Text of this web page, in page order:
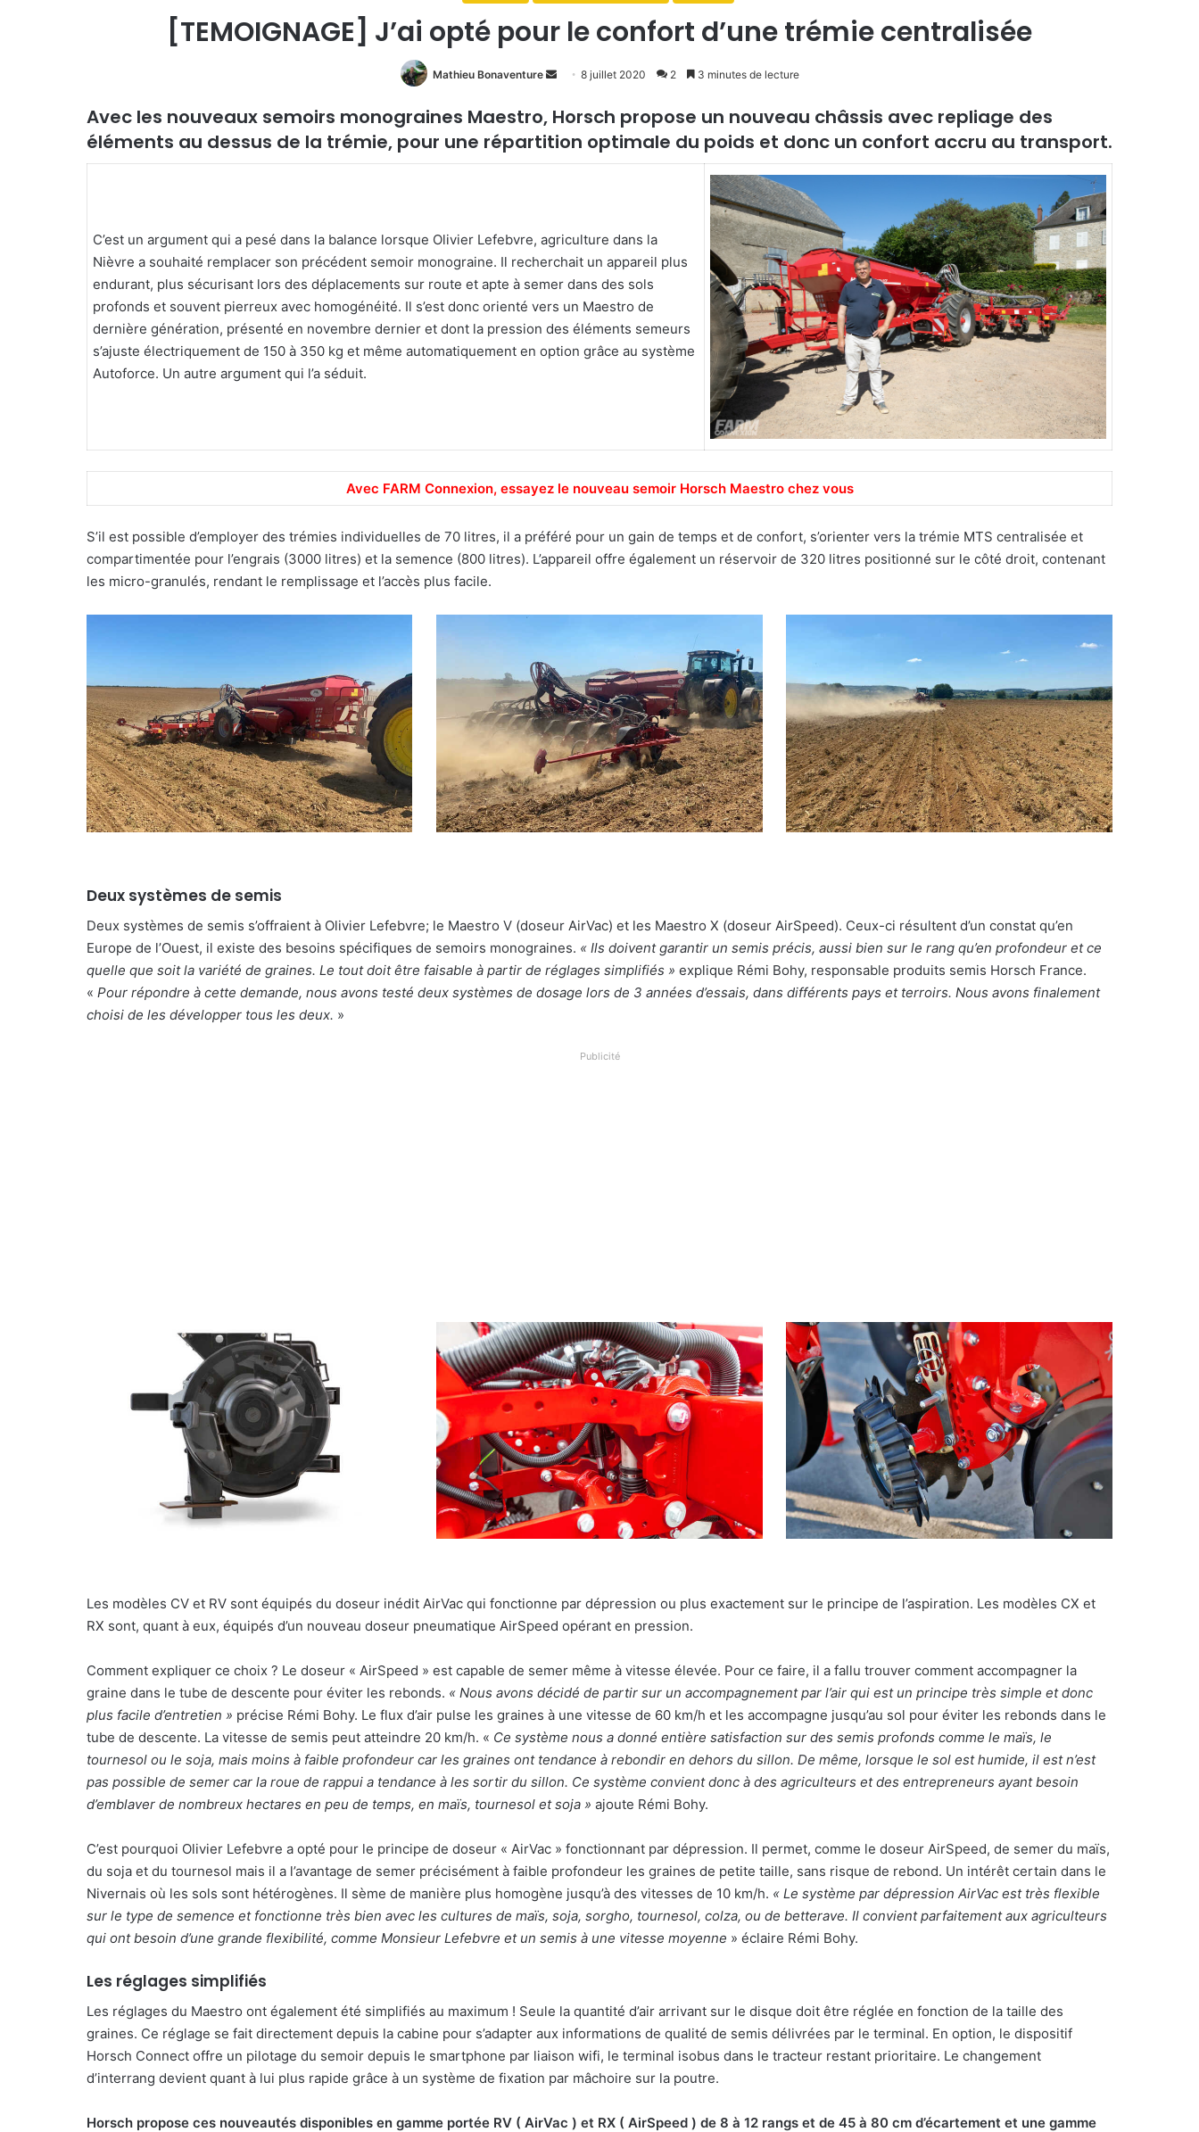
[TEMOIGNAGE] J’ai opté pour le confort d’une trémie centralisée
Mathieu Bonaventure
E
v
o
y
n
c
o
u
r
r
8 juillet 2020 2 3 minutes de lecture
Avec les nouveaux semoirs monograines Maestro, Horsch propose un nouveau châssis avec repliage des
éléments au dessus de la trémie, pour une répartition optimale du poids et donc un confort accru au transport.
C’est un argument qui a pesé dans la balance lorsque Olivier Lefebvre, agriculture dans la
Nièvre a souhaité remplacer son précédent semoir monograine. Il recherchait un appareil plus
endurant, plus sécurisant lors des déplacements sur route et apte à semer dans des sols
profonds et souvent pierreux avec homogénéité. Il s’est donc orienté vers un Maestro de
dernière génération, présenté en novembre dernier et dont la pression des éléments semeurs
s’ajuste électriquement de 150 à 350 kg et même automatiquement en option grâce au système
Autoforce. Un autre argument qui l’a séduit.
Avec FARM Connexion, essayez le nouveau semoir Horsch Maestro chez vous
S’il est possible d’employer des trémies individuelles de 70 litres, il a préféré pour un gain de temps et de confort, s’orienter vers la trémie MTS centralisée et
compartimentée pour l’engrais (3000 litres) et la semence (800 litres). L’appareil offre également un réservoir de 320 litres positionné sur le côté droit, contenant
les micro-granulés, rendant le remplissage et l’accès plus facile.
Deux systèmes de semis
Deux systèmes de semis s’offraient à Olivier Lefebvre; le Maestro V (doseur AirVac) et les Maestro X (doseur AirSpeed). Ceux-ci résultent d’un constat qu’en
Europe de l’Ouest, il existe des besoins spécifiques de semoirs monograines. « Ils doivent garantir un semis précis, aussi bien sur le rang qu’en profondeur et ce
quelle que soit la variété de graines. Le tout doit être faisable à partir de réglages simplifiés » explique Rémi Bohy, responsable produits semis Horsch France.
« Pour répondre à cette demande, nous avons testé deux systèmes de dosage lors de 3 années d’essais, dans différents pays et terroirs. Nous avons finalement
choisi de les développer tous les deux. »
Publicité
Les modèles CV et RV sont équipés du doseur inédit AirVac qui fonctionne par dépression ou plus exactement sur le principe de l’aspiration. Les modèles CX et
RX sont, quant à eux, équipés d’un nouveau doseur pneumatique AirSpeed opérant en pression.
Comment expliquer ce choix ? Le doseur « AirSpeed » est capable de semer même à vitesse élevée. Pour ce faire, il a fallu trouver comment accompagner la
graine dans le tube de descente pour éviter les rebonds. « Nous avons décidé de partir sur un accompagnement par l’air qui est un principe très simple et donc
plus facile d’entretien » précise Rémi Bohy. Le flux d’air pulse les graines à une vitesse de 60 km/h et les accompagne jusqu’au sol pour éviter les rebonds dans le
tube de descente. La vitesse de semis peut atteindre 20 km/h. « Ce système nous a donné entière satisfaction sur des semis profonds comme le maïs, le
tournesol ou le soja, mais moins à faible profondeur car les graines ont tendance à rebondir en dehors du sillon. De même, lorsque le sol est humide, il est n’est
pas possible de semer car la roue de rappui a tendance à les sortir du sillon. Ce système convient donc à des agriculteurs et des entrepreneurs ayant besoin
d’emblaver de nombreux hectares en peu de temps, en maïs, tournesol et soja » ajoute Rémi Bohy.
C’est pourquoi Olivier Lefebvre a opté pour le principe de doseur « AirVac » fonctionnant par dépression. Il permet, comme le doseur AirSpeed, de semer du maïs,
du soja et du tournesol mais il a l’avantage de semer précisément à faible profondeur les graines de petite taille, sans risque de rebond. Un intérêt certain dans le
Nivernais où les sols sont hétérogènes. Il sème de manière plus homogène jusqu’à des vitesses de 10 km/h. « Le système par dépression AirVac est très flexible
sur le type de semence et fonctionne très bien avec les cultures de maïs, soja, sorgho, tournesol, colza, ou de betterave. Il convient parfaitement aux agriculteurs
qui ont besoin d’une grande flexibilité, comme Monsieur Lefebvre et un semis à une vitesse moyenne » éclaire Rémi Bohy.
Les réglages simplifiés
Les réglages du Maestro ont également été simplifiés au maximum ! Seule la quantité d’air arrivant sur le disque doit être réglée en fonction de la taille des
graines. Ce réglage se fait directement depuis la cabine pour s’adapter aux informations de qualité de semis délivrées par le terminal. En option, le dispositif
Horsch Connect offre un pilotage du semoir depuis le smartphone par liaison wifi, le terminal isobus dans le tracteur restant prioritaire. Le changement
d’interrang devient quant à lui plus rapide grâce à un système de fixation par mâchoire sur la poutre.
Horsch propose ces nouveautés disponibles en gamme portée RV ( AirVac ) et RX ( AirSpeed ) de 8 à 12 rangs et de 45 à 80 cm d’écartement et une gamme